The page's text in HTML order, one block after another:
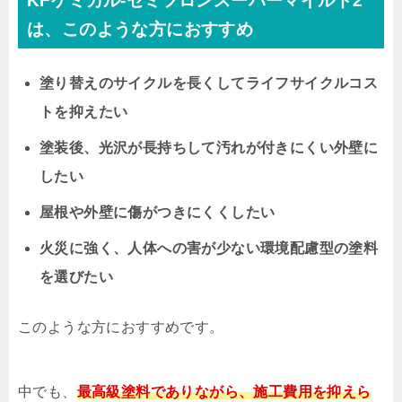
は、このような方におすすめ
塗り替えのサイクルを長くしてライフサイクルコス
トを抑えたい
塗装後、光沢が長持ちして汚れが付きにくい外壁に
したい
屋根や外壁に傷がつきにくくしたい
火災に強く、人体への害が少ない環境配慮型の塗料
を選びたい
このような方におすすめです。
中でも、 最高級塗料でありながら、施工費用を抑えら